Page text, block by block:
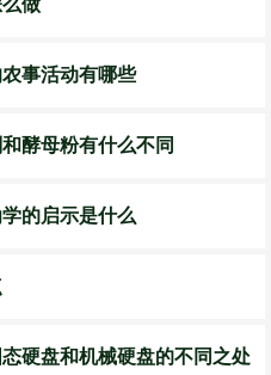
做
事活动有哪些
酵母粉有什么不同
的启示是什么
硬盘和机械硬盘的不同之处